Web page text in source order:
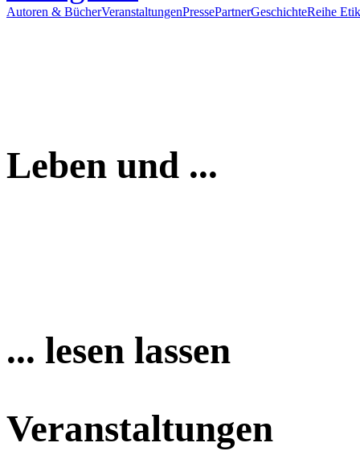
Autoren & BücherVeranstaltungenPressePartnerGeschichteReihe
Leben und ...
... lesen lassen
Veranstaltungen